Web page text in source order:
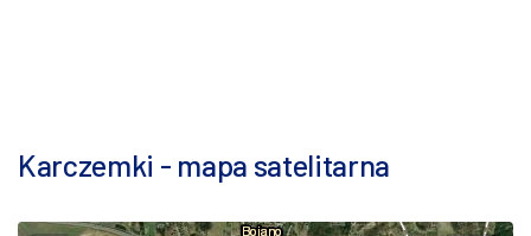
Karczemki - mapa satelitarna